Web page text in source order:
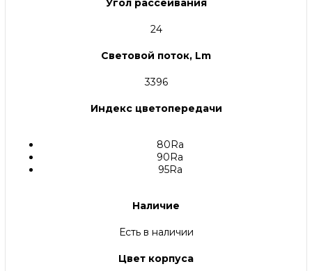
Угол рассеивания
24
Световой поток, Lm
3396
Индекс цветопередачи
80Ra
90Ra
95Ra
Наличие
Есть в наличии
Цвет корпуса